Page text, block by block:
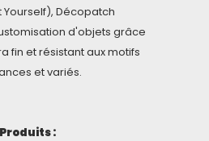
Yourself), Décopatch
d'objets grâce
fin et résistant aux motifs
et variés.
Produits :